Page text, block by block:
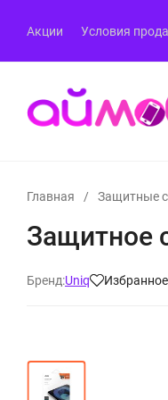
Акции Условия
Главная / Защитные
Защитное
Бренд:Uniq Избранное